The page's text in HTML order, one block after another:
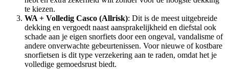
te kiezen.
WA + Volledig Casco (Allrisk): Dit is de meest uitgebreide
dekking en vergoedt naast aansprakelijkheid en diefstal ook
schade aan je eigen snorfiets door een ongeval, vandalisme of
andere onverwachte gebeurtenissen. Voor nieuwe of kostbare
snorfietsen is dit type verzekering aan te raden, omdat het je
volledige gemoedsrust biedt.